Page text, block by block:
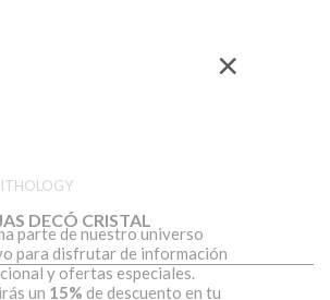
parte de nuestro universo
para disfrutar de información
y ofertas especiales.
un 15% de descuento en tu
×
DECÓ CRISTAL